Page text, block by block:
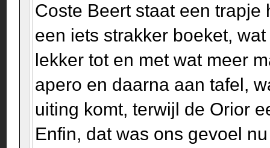
Coste Beert staat een trapje
een iets strakker boeket,
lekker tot en met wat meer
apero en daarna aan tafel,
uiting komt, terwijl de Orior
Enfin, dat was ons gevoel